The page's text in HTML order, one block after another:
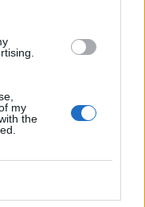
my
the
|ADATVÉDELMI